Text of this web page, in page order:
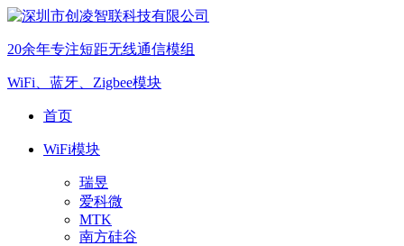
20余年专注短距无线通信模组
WiFi、蓝牙、Zigbee模块
首页
WiFi模块
瑞昱
爱科微
MTK
南方硅谷